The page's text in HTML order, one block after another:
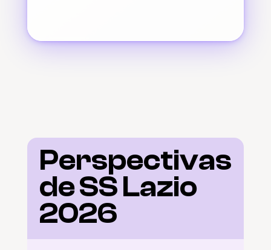
Perspectivas
de SS Lazio
2026